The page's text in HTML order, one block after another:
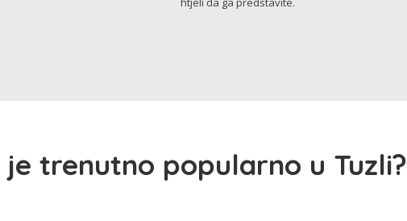
je trenutno popularno u Tuzli?